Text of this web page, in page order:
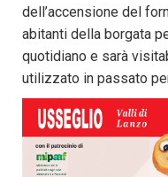
dell’accensione del
abitanti della borgata
quotidiano e sarà
utilizzato in passato